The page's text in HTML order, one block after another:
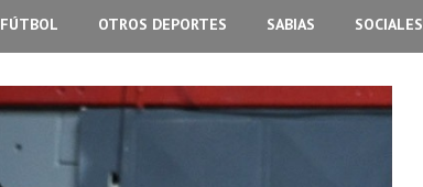
FÚTBOL OTROS DEPORTES SABIAS SOCIALES